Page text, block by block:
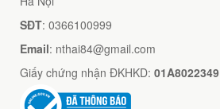
SĐT: 0366100999
Email: nthai84@gmail.com
Giấy chứng nhận ĐKHKD: 01A8022349